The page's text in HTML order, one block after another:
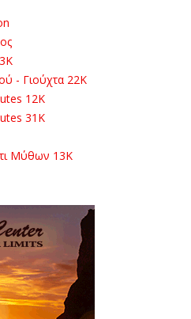
- Γιούχτα 22Κ
12K
31K
Μύθων 13Κ